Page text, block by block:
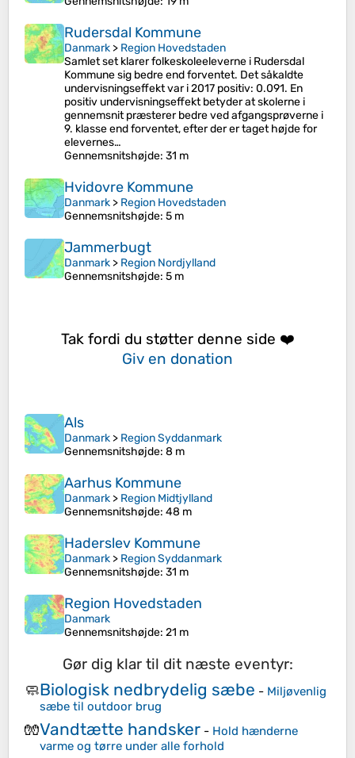
Rudersdal Kommune
Danmark > Region Hovedstaden
Samlet set klarer folkeskoleeleverne i Rudersdal
Kommune sig bedre end forventet. Det såkaldte
undervisningseffekt var i 2017 positiv: 0.091. En
positiv undervisningseffekt betyder at skolerne i
gennemsnit præsterer bedre ved afgangsprøverne i
9. klasse end forventet, efter der er taget højde for
elevernes…
Gennemsnitshøjde: 31 m
Hvidovre Kommune
Danmark > Region Hovedstaden
Gennemsnitshøjde: 5 m
Jammerbugt
Danmark > Region Nordjylland
Gennemsnitshøjde: 5 m
Tak fordi du støtter denne side ❤️
Giv en donation
Als
Danmark > Region Syddanmark
Gennemsnitshøjde: 8 m
Aarhus Kommune
Danmark > Region Midtjylland
Gennemsnitshøjde: 48 m
Haderslev Kommune
Danmark > Region Syddanmark
Gennemsnitshøjde: 31 m
Region Hovedstaden
Danmark
Gennemsnitshøjde: 21 m
Gør dig klar til dit næste eventyr:
🧼Biologisk nedbrydelig sæbe - Miljøvenlig
sæbe til outdoor brug
🧤Vandtætte handsker - Hold hænderne
varme og tørre under alle forhold